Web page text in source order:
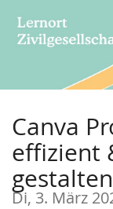
Zum
Haupt-
Inhalt
Canva
effizient
gestalten
Di, 3. März